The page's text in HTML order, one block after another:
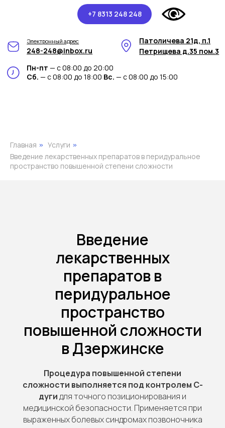
+7 8313 248 248
Пн-пт — с 08:00 до 20:00
Сб.— с 08:00 до 18:00Вс.— с 08:00 до 15:00
Главная » Услуги »
Введение лекарственных препаратов в перидуральное
пространство повышенной степени сложности
Введение
лекарственных
препаратов в
перидуральное
пространство
повышенной сложности
в Дзержинске
Процедура повышенной степени
сложности выполняется под контролем С-
дугидля точного позиционирования и
медицинской безопасности. Применяется при
выраженных болевых синдромах позвоночника